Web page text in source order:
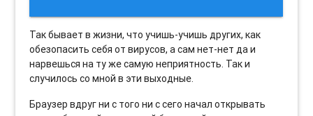
Так бывает в жизни, что учишь-учишь других, как
обезопасить себя от вирусов, а сам нет-нет да и
нарвешься на ту же самую неприятность. Так и
случилось со мной в эти выходные.
Браузер вдруг ни с того ни с сего начал открывать